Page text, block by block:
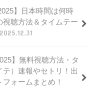
】日本時間は何時
視聴方法＆タイムテー
2025.12.31
】無料視聴方法・タ
）速報やセトリ！出
ォームまとめ！